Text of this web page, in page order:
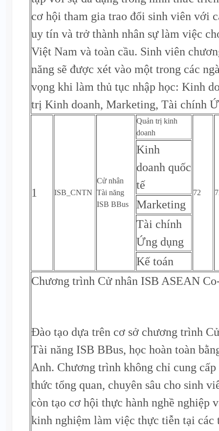
cơ hội tham gia trao đổi sinh viên với
uy tín và trở thành nhân sự làm việc
Việt Nam và toàn cầu. Sinh viên
năng sẽ được xét vào một trong các
vọng khi làm thủ tục nhập học: Kinh
trị Kinh doanh, Marketing, Tài chính
1 ISB_CNTN
Cử nhân
Tài năng
ISB BBus
Quản trị kinh
doanh
72
Kinh
doanh quốc
tế
Marketing
Tài chính
Ứng dụng
Kế toán
Chương trình Cử nhân ISB ASEAN
Đào tạo dựa trên cơ sở chương trình
Tài năng ISB BBus, học hoàn toàn
Anh. Chương trình không chỉ cung
thức tổng quan, chuyên sâu cho sinh
còn tạo cơ hội thực hành nghề nghiệp
kinh nghiệm làm việc thực tiễn tại các